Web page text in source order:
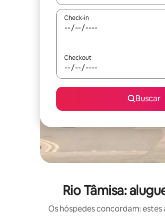
Check-in
Checkout
Buscar
Rio Tâmisa:
Os hóspedes concordam: